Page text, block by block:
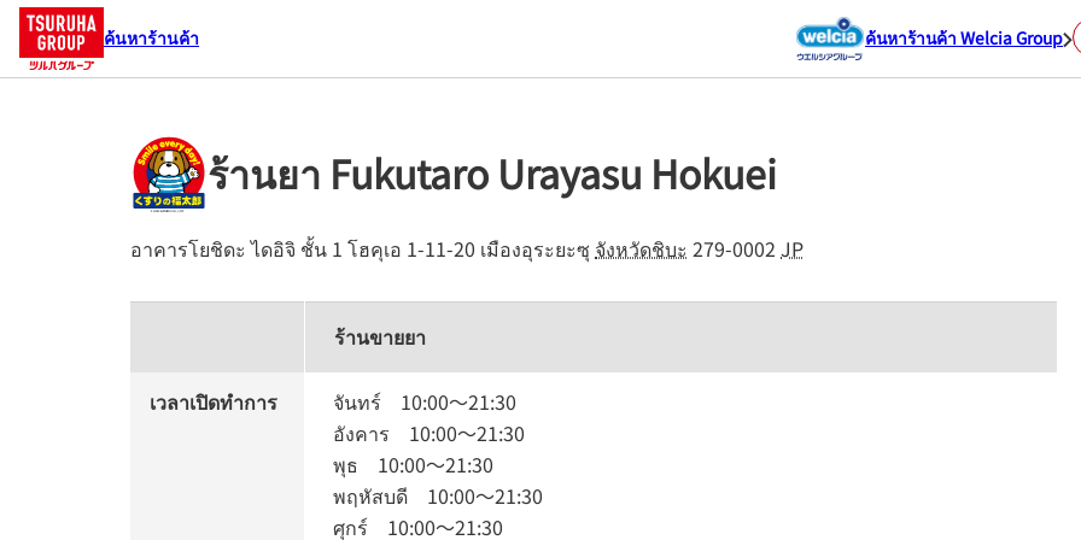
ค้นหาร้านค้า ค้นหาร้านค้า Welcia Group
ร้านยา Fukutaro Urayasu Hokuei
อาคารโยชิดะ ไดอิจิ ชั้น 1 โฮคุเอ 1-11-20 เมืองอุระยะซุ จังหวัดชิบะ 279-0002 JP
ร้านขายยา
เวลาเปิดทำการ จันทร์ 10:00～21:30
อังคาร 10:00～21:30
พุธ 10:00～21:30
พฤหัสบดี 10:00～21:30
ศุกร์ 10:00～21:30